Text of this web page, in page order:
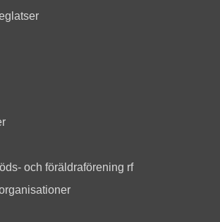
och föräldraförening rf